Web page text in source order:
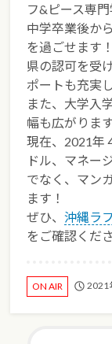
フ&ピース専
中学卒業後か
を過ごせます！
県の認可を受
ポートも充実
また、大学入
幅も広がりま
現在、2021年
ドル、マネー
でなく、マン
ます！
ぜひ、沖縄ラ
をご確認くだ
ON AIR 2021